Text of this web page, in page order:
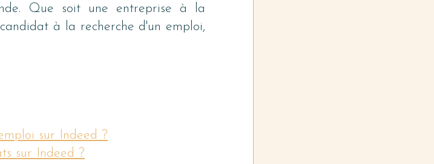
Que soit une entreprise à la
à la recherche d'un emploi,
sur Indeed ?
sur Indeed ?